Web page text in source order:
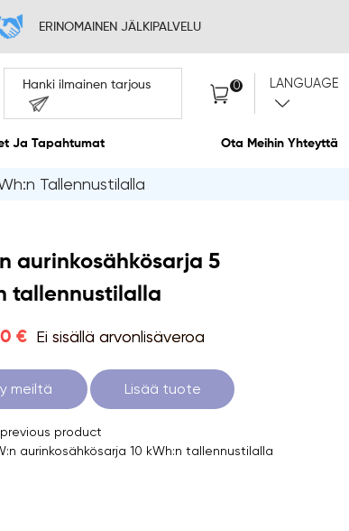
Hanki
Tallennustilalla
aurinkosähkösarja 5
tallennustilalla
€ Ei sisällä arvonlisäveroa
meiltä Lisää tuote
previous product
aurinkosähkösarja 10 kWh:n tallennustilalla